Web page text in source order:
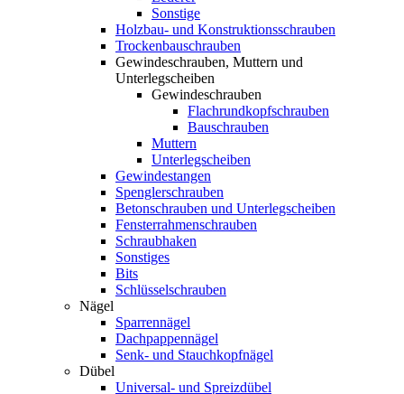
Sonstige
Holzbau- und Konstruktionsschrauben
Trockenbauschrauben
Gewindeschrauben, Muttern und
Unterlegscheiben
Gewindeschrauben
Flachrundkopfschrauben
Bauschrauben
Muttern
Unterlegscheiben
Gewindestangen
Spenglerschrauben
Betonschrauben und Unterlegscheiben
Fensterrahmenschrauben
Schraubhaken
Sonstiges
Bits
Schlüsselschrauben
Nägel
Sparrennägel
Dachpappennägel
Senk- und Stauchkopfnägel
Dübel
Universal- und Spreizdübel